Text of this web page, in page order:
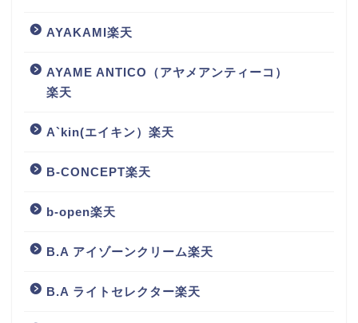
AYAKAMI楽天
AYAME ANTICO（アヤメアンティーコ）
楽天
A`kin(エイキン）楽天
B-CONCEPT楽天
b-open楽天
B.A アイゾーンクリーム楽天
B.A ライトセレクター楽天